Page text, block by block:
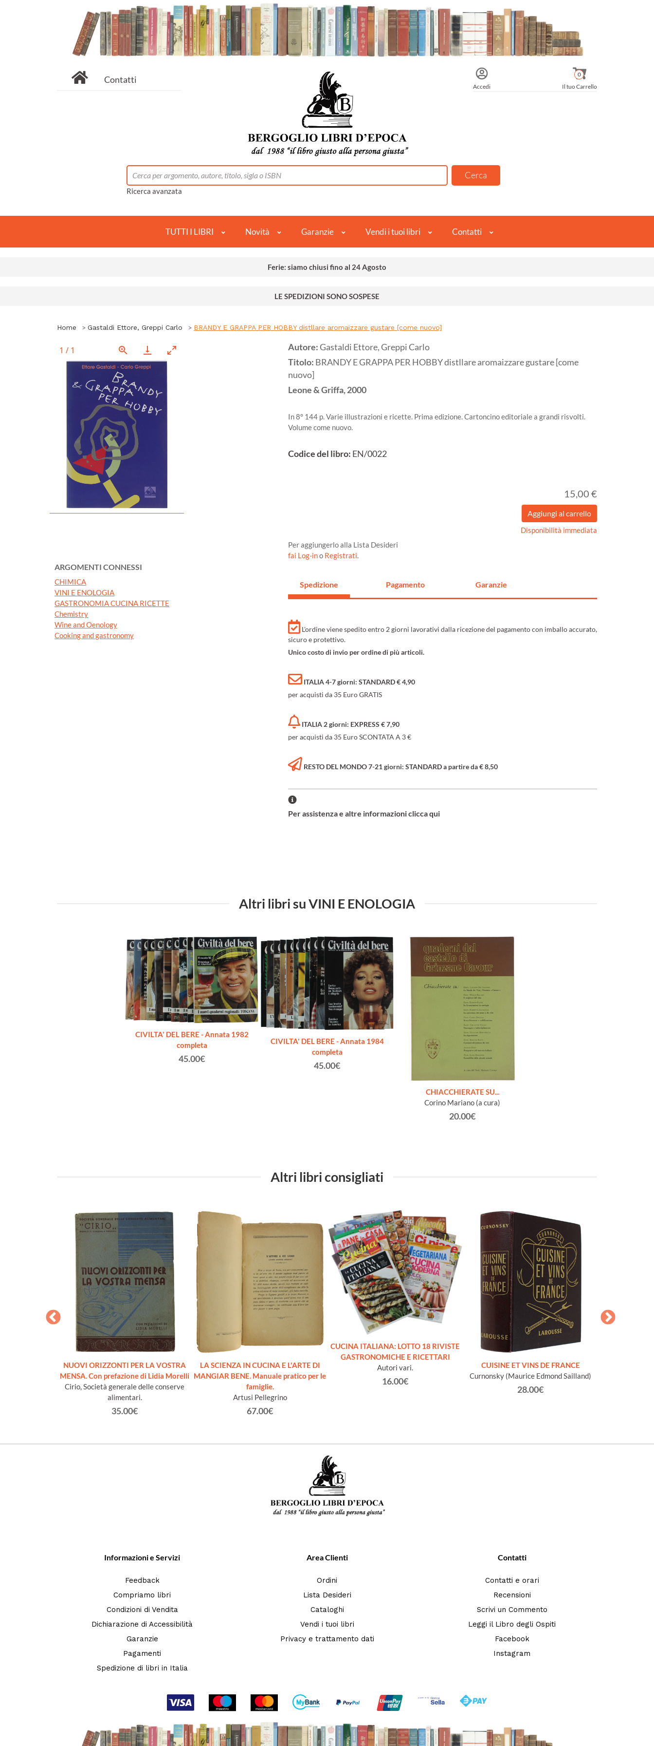
Contatti
Accedi Il tuo Carrello
0
Ricerca avanzata
TUTTI I LIBRI Novità Garanzie Vendi i tuoi libri Contatti
Ferie: siamo chiusi fino al 24 Agosto
LE SPEDIZIONI SONO SOSPESE
Home Gastaldi Ettore, Greppi Carlo BRANDY E GRAPPA PER HOBBY distllare aromaizzare gustare [come nuovo]
1 / 1
ARGOMENTI CONNESSI
CHIMICA
VINI E ENOLOGIA
GASTRONOMIA CUCINA RICETTE
Chemistry
Wine and Oenology
Cooking and gastronomy
Autore:Gastaldi Ettore, Greppi Carlo
Titolo: BRANDY E GRAPPA PER HOBBY distllare aromaizzare gustare [come
nuovo]
Leone & Griffa,2000
In 8° 144 p. Varie illustrazioni e ricette. Prima edizione. Cartoncino editoriale a grandi risvolti.
Volume come nuovo.
Codice del libro: EN/0022
15,00 €
Disponibilità immediata
Per aggiungerlo alla Lista Desideri
fai Log-ino Registrati.
Spedizione Pagamento Garanzie
L'ordine viene spedito entro 2 giorni lavorativi dalla ricezione del pagamento con imballo accurato,
sicuro e protettivo.
Unico costo di invio per ordine di più articoli.
ITALIA 4-7 giorni: STANDARD € 4,90
per acquisti da 35 Euro GRATIS
ITALIA 2 giorni: EXPRESS € 7,90
per acquisti da 35 Euro SCONTATA A 3 €
RESTO DEL MONDO 7-21 giorni: STANDARD a partire da € 8,50
Per assistenza e altre informazioni clicca qui
Altri libri su VINI E ENOLOGIA
CIVILTA' DEL BERE - Annata 1982
completa
45.00€
CIVILTA' DEL BERE - Annata 1984
completa
45.00€
CHIACCHIERATE SU...
Corino Mariano (a cura)
20.00€
Altri libri consigliati
NUOVI ORIZZONTI PER LA VOSTRA
MENSA. Con prefazione di Lidia Morelli
Cirio, Società generale delle conserve
alimentari.
35.00€
LA SCIENZA IN CUCINA E L'ARTE DI
MANGIAR BENE. Manuale pratico per le
famiglie.
Artusi Pellegrino
67.00€
CUCINA ITALIANA: LOTTO 18 RIVISTE
GASTRONOMICHE E RICETTARI
Autori vari.
16.00€
CUISINE ET VINS DE FRANCE
Curnonsky (Maurice Edmond Sailland)
28.00€
Informazioni e Servizi
Feedback
Compriamo libri
Condizioni di Vendita
Dichiarazione di Accessibilità
Garanzie
Pagamenti
Spedizione di libri in Italia
Area Clienti
Ordini
Lista Desideri
Cataloghi
Vendi i tuoi libri
Privacy e trattamento dati
Contatti
Contatti e orari
Recensioni
Scrivi un Commento
Leggi il Libro degli Ospiti
Facebook
Instagram